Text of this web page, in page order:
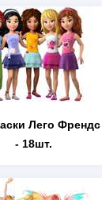
Лего Френдс
- 18шт.